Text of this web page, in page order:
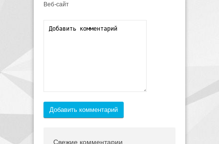
Веб-сайт
Добавить комментарий
Свежие комментарии